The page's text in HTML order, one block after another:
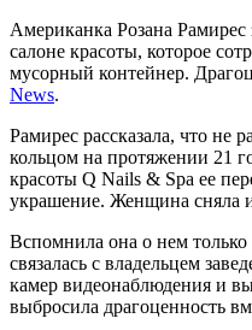
Американка Розана Рамирес
салоне красоты, которое
мусорный контейнер.
News.
Рамирес рассказала, что не
кольцом на протяжении 21
красоты Q Nails & Spa ее
украшение. Женщина сняла
Вспомнила она о нем
связалась с владельцем
камер видеонаблюдения и
выбросила драгоценность